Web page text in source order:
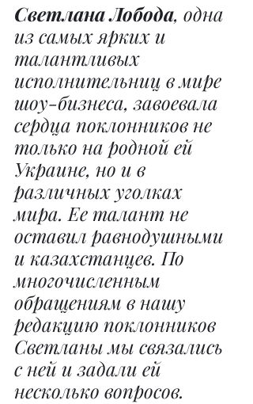
Светлана Лобода, одна
из самых ярких и
талантливых
исполнительниц в мире
шоу-бизнеса, завоевала
сердца поклонников не
только на родной ей
Украине, но и в
различных уголках
мира. Ее талант не
оставил равнодушными
и казахстанцев. По
многочисленным
обращениям в нашу
редакцию поклонников
Светланы мы связались
с ней и задали ей
несколько вопросов.